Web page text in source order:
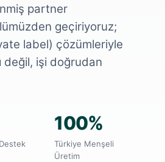
partner
geçiriyoruz;
label) çözümleriyle
işi doğrudan
100%
Türkiye Menşeli
Üretim